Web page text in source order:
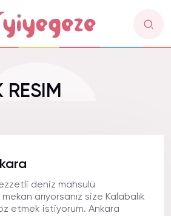
RESIM
deniz mahsulü
arıyorsanız size Kalabalık
etmek istiyorum. Ankara